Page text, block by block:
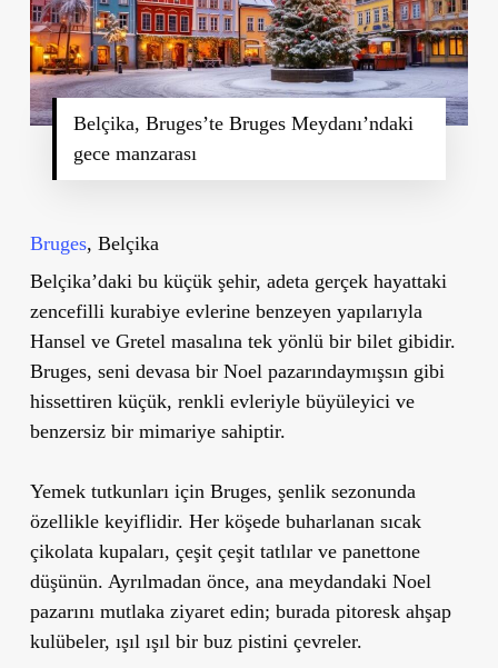
Belçika, Bruges’te Bruges Meydanı’ndaki
gece manzarası
Bruges, Belçika
Belçika’daki bu küçük şehir, adeta gerçek hayattaki
zencefilli kurabiye evlerine benzeyen yapılarıyla
Hansel ve Gretel masalına tek yönlü bir bilet gibidir.
Bruges, seni devasa bir Noel pazarındaymışsın gibi
hissettiren küçük, renkli evleriyle büyüleyici ve
benzersiz bir mimariye sahiptir.
Yemek tutkunları için Bruges, şenlik sezonunda
özellikle keyiflidir. Her köşede buharlanan sıcak
çikolata kupaları, çeşit çeşit tatlılar ve panettone
düşünün. Ayrılmadan önce, ana meydandaki Noel
pazarını mutlaka ziyaret edin; burada pitoresk ahşap
kulübeler, ışıl ışıl bir buz pistini çevreler.